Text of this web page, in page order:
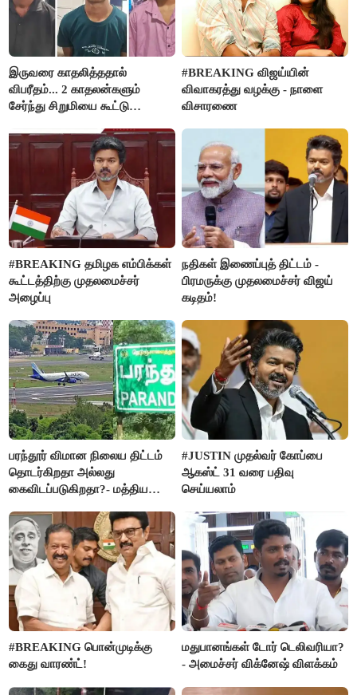
இருவரை காதலித்ததால்
விபரீதம்... 2 காதலன்களும்
சேர்ந்து சிறுமியை கூட்டு
செய்த கொடூரம்
#BREAKING விஜய்யின்
விவாகரத்து வழக்கு - நாளை
விசாரணை
#BREAKING தமிழக எம்பிக்கள்
கூட்டத்திற்கு முதலமைச்சர்
அழைப்பு
நதிகள் இணைப்புத் திட்டம் -
பிரமருக்கு முதலமைச்சர் விஜய்
கடிதம்!
பரந்தூர் விமான நிலைய திட்டம்
தொடர்கிறதா அல்லது
கைவிடப்படுகிறதா?- மத்திய
#JUSTIN முதல்வர் கோப்பை
ஆகஸ்ட் 31 வரை பதிவு
செய்யலாம்
#BREAKING பொன்முடிக்கு
கைது வாரண்ட்!
மதுபானங்கள் டோர் டெலிவரியா?
- அமைச்சர் விக்னேஷ் விளக்கம்